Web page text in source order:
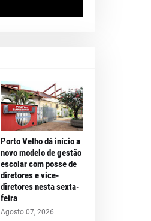
Porto Velho dá início a
novo modelo de gestão
escolar com posse de
diretores e vice-
diretores nesta sexta-
feira
Agosto 07, 2026